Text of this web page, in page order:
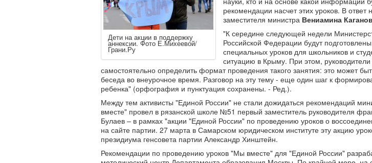
Дети на акции в поддержку
аннексии. Фото Е.Михеевой/
Грани.Ру
рекомендации насчет этих уроков. В
заместителя министра Вениамина
"К середине следующей недели
Российской Федерации будут
специальных уроков для школьников и
ситуацию в Крыму. При этом, руководители
самостоятельно определить формат проведения такого занятия: это может
беседа во внеурочное время. Разговор на эту тему - еще один шаг к
ребенка" (орфография и пунктуация сохранены. - Ред.).
Между тем активисты "Единой России" не стали дожидаться рекомендаций
вместе" провел в рязанской школе №51 первый заместитель руководителя
Булаев – в рамках "акции "Единой России" по проведению уроков о
на сайте партии. 27 марта в Самарском юридическом институте эту акцию
президиума генсовета партии Александр Хинштейн.
Рекомендации по проведению уроков "Мы вместе" для "Единой России"